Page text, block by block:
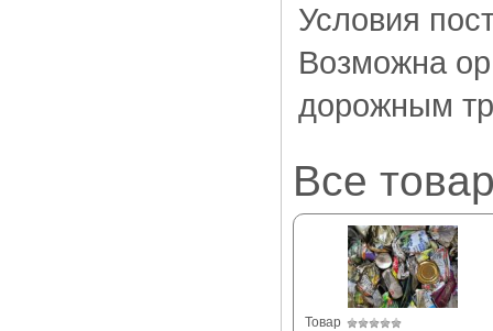
Условия
Возможна
дорожным
Все
Товар